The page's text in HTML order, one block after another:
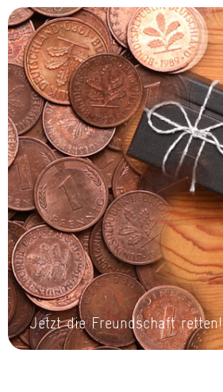
Jetzt die Freundschaft retten!